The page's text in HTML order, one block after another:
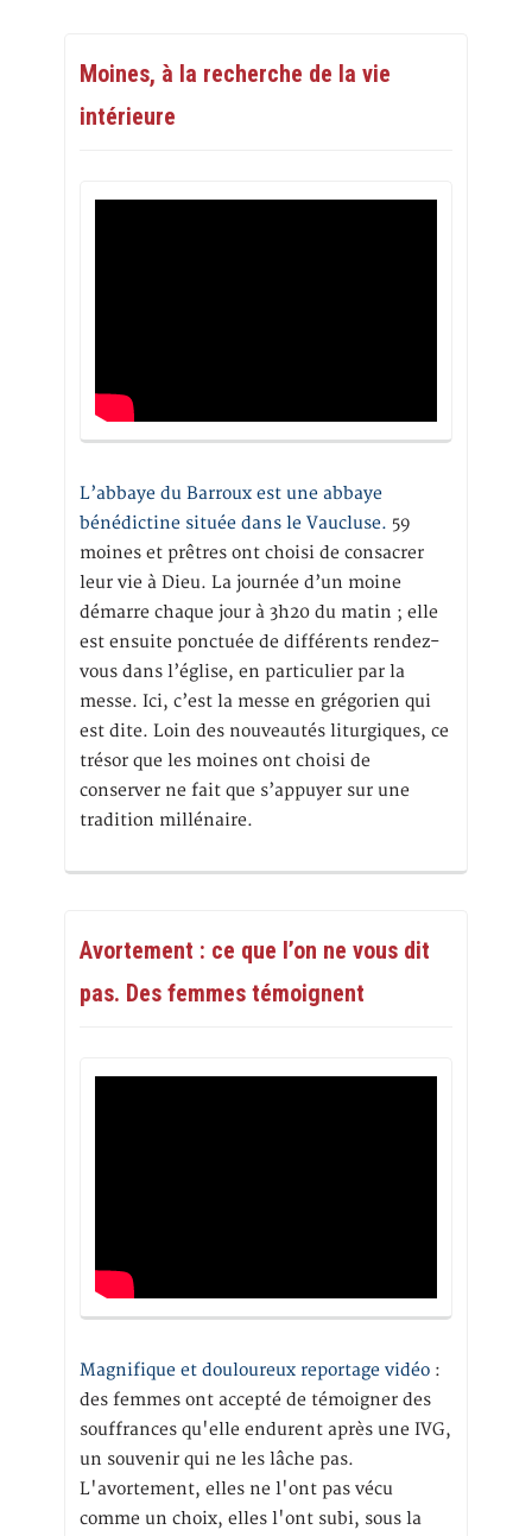
Moines, à la recherche de la vie
intérieure
L’abbaye du Barroux est une abbaye
bénédictine située dans le Vaucluse. 59
moines et prêtres ont choisi de consacrer
leur vie à Dieu. La journée d’un moine
démarre chaque jour à 3h20 du matin ; elle
est ensuite ponctuée de différents rendez-
vous dans l’église, en particulier par la
messe. Ici, c’est la messe en grégorien qui
est dite. Loin des nouveautés liturgiques, ce
trésor que les moines ont choisi de
conserver ne fait que s’appuyer sur une
tradition millénaire.
Avortement : ce que l’on ne vous dit
pas. Des femmes témoignent
Magnifique et douloureux reportage vidéo :
des femmes ont accepté de témoigner des
souffrances qu'elle endurent après une IVG,
un souvenir qui ne les lâche pas.
L'avortement, elles ne l'ont pas vécu
comme un choix, elles l'ont subi, sous la